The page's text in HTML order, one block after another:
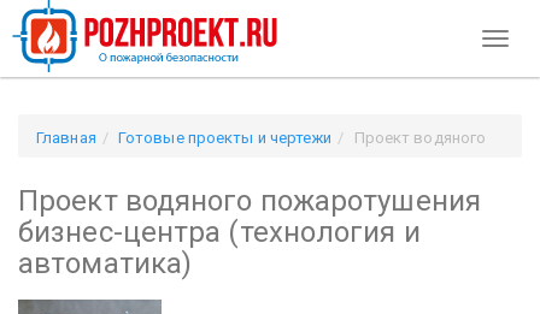
Главная Готовые проекты и чертежи
Проект водяного
Проект водяного пожаротушения
бизнес-центра (технология и
автоматика)